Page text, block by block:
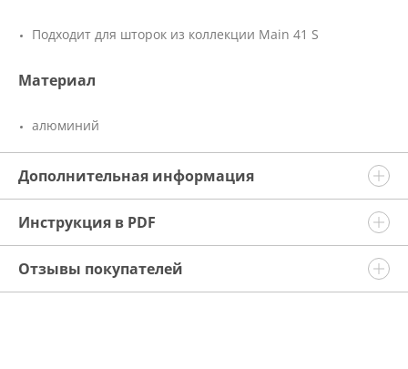
Подходит для шторок из коллекции Main 41 S
Материал
алюминий
Дополнительная информация
Инструкция в PDF
Отзывы покупателей